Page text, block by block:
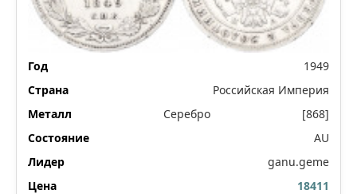
1949
Российская Империя
Серебро
[868]
AU
ganu.geme
18411